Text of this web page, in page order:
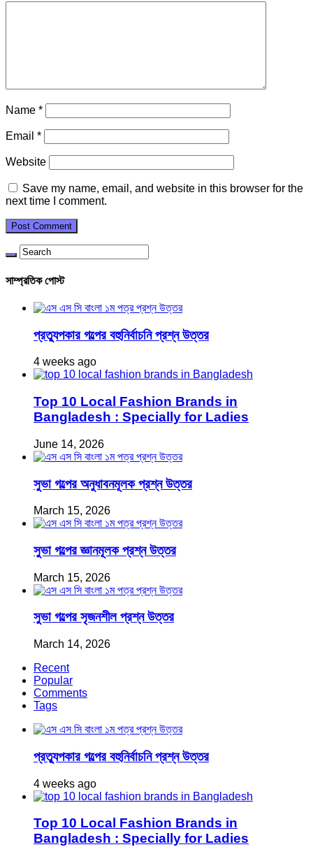
Name *
Email *
Website
Save my name, email, and website in this browser for the
next time I comment.
সাম্প্রতিক পোস্ট
প্রত্যুপকার গল্পের বহুনির্বাচনি প্রশ্ন উত্তর
4 weeks ago
Top 10 Local Fashion Brands in
Bangladesh : Specially for Ladies
June 14, 2026
সুভা গল্পের অনুধাবনমূলক প্রশ্ন উত্তর
March 15, 2026
সুভা গল্পের জ্ঞানমূলক প্রশ্ন উত্তর
March 15, 2026
সুভা গল্পের সৃজনশীল প্রশ্ন উত্তর
March 14, 2026
Recent
Popular
Comments
Tags
প্রত্যুপকার গল্পের বহুনির্বাচনি প্রশ্ন উত্তর
4 weeks ago
Top 10 Local Fashion Brands in
Bangladesh : Specially for Ladies